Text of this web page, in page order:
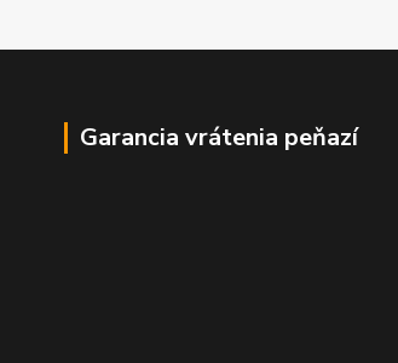
Garancia vrátenia peňazí